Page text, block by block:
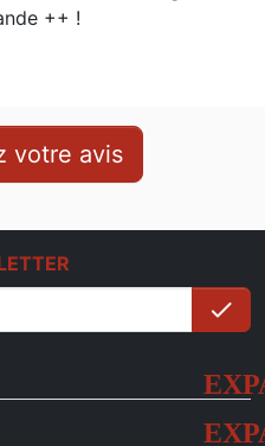
++ !
votre avis
check